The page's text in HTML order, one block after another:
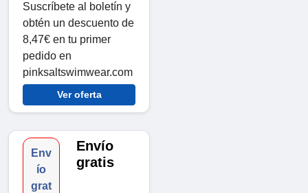
Suscríbete al boletín y
obtén un descuento de
8,47€ en tu primer
pedido en
pinksaltswimwear.com
Ver oferta
Env
ío
grat
Envío
gratis